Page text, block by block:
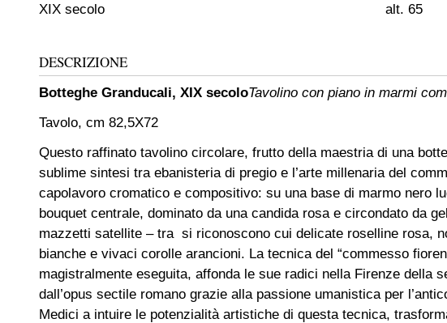
XIX secolo alt. 65
DESCRIZIONE
Botteghe Granducali, XIX secoloTavolino con piano in marmi
Tavolo, cm 82,5X72
Questo raffinato tavolino circolare, frutto della maestria di una
sublime sintesi tra ebanisteria di pregio e l’arte millenaria del
capolavoro cromatico e compositivo: su una base di marmo nero
bouquet centrale, dominato da una candida rosa e circondato da
mazzetti satellite – tra si riconoscono cui delicate roselline rosa,
bianche e vivaci corolle arancioni. La tecnica del “commesso
magistralmente eseguita, affonda le sue radici nella Firenze della
dall’opus sectile romano grazie alla passione umanistica per
Medici a intuire le potenzialità artistiche di questa tecnica,